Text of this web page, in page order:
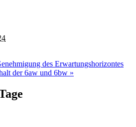
des Erwartungshorizontes
der 6aw und 6bw »